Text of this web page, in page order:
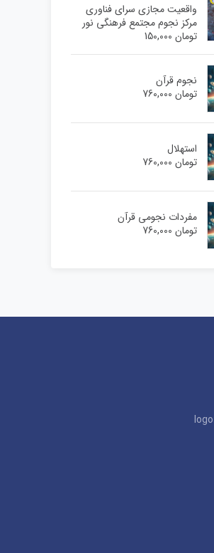
واقعیت مجازی سرای فناوری
مرکز نجوم مجتمع فرهنگی نور
تومان
نجوم قرآن
تومان
استهلال
تومان
مفردات نجومی قرآن
تومان